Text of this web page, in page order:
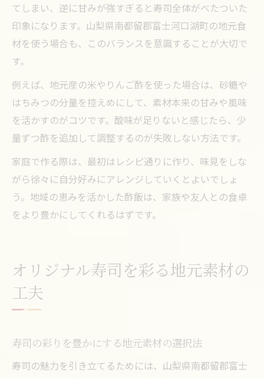
てしまい、逆に甘みが強すぎると寿司全体がべたついた
印象になります。山梨県南都留郡富士河口湖町の地元食
材を使う場合も、このバランスを意識することが大切で
す。
例えば、地元産の米やりんご酢を使った場合は、砂糖や
はちみつの分量を控えめにして、素材本来の甘みや風味
を活かすのがコツです。酸味が足りないと感じたら、少
量ずつ酢を追加して調整するのが失敗しない方法です。
家庭で作る際は、最初はレシピ通りに作り、味見をしな
がら徐々に自分好みにアレンジしていくとよいでしょ
う。地域の恵みを活かした酢飯は、家族や友人との食卓
をより豊かにしてくれるはずです。
オリジナル寿司を彩る地元素材の
工夫
寿司の彩りを豊かにする地元素材の選択法
寿司の魅力を引き立てるためには、山梨県南都留郡富士